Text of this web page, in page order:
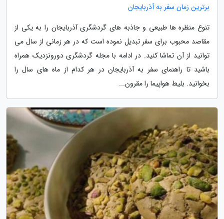
برترین زمان سفر به آذربایجان
تنوع منظره ها طبیعی و جاذبه های گردشگری آذربایجان را به یکی از
مقاصد محبوب برای سفر تبدیل نموده است که در هر زمانی از سال می
توانید از آن تماشا کنید. در ادامه با مجله گردشگری دورونزدیک همراه
باشید تا راهنمای سفر به آذربایجان در هر کدام از ماه های سال را
بخوانید. بلیط هواپیما را مقرون...